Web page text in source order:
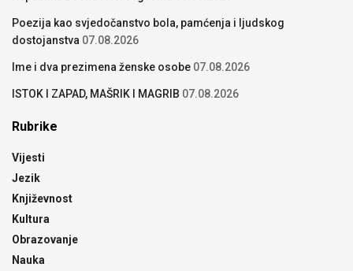
Poezija kao svjedočanstvo bola, pamćenja i ljudskog
dostojanstva 07.08.2026
Ime i dva prezimena ženske osobe 07.08.2026
ISTOK I ZAPAD, MAŠRIK I MAGRIB 07.08.2026
Rubrike
Vijesti
Jezik
Književnost
Kultura
Obrazovanje
Nauka